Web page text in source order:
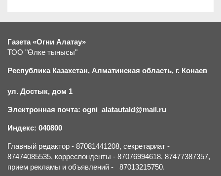
Газета «Огни Алатау»
ТОО "Өлке тынысы"
Республика Казахстан, Алматинская область, г. Конаев
ул. Достык, дом 1
Электронная почта: ogni_alatautald@mail.ru
Индекс: 040800
Главный редактор - 87081441208, секретариат -
87474085535, корреспонденты - 87076994618, 87477387357,
прием рекламы и объявлений - 87013215750.